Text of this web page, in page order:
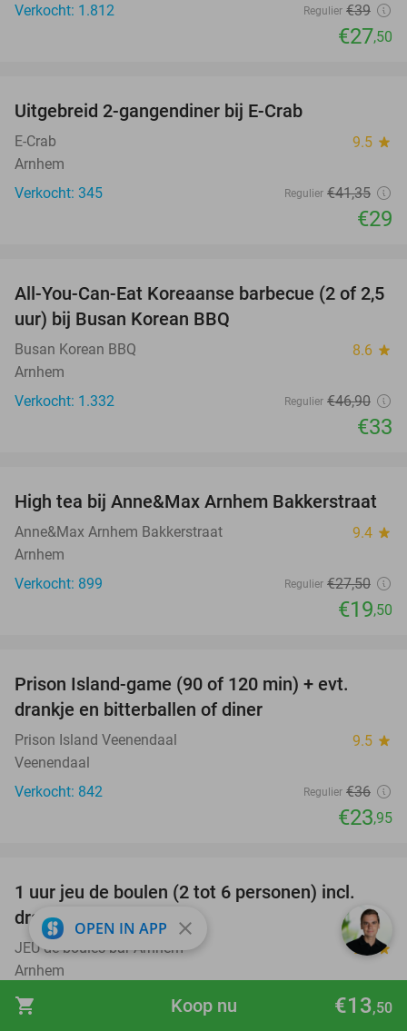
shopping_cart €13,50
Koop nu
Verkocht: 1.812
Regulier €39
€27,50
Uitgebreid 2-gangendiner bij E-Crab
E-Crab 9.5 star
Arnhem
Verkocht: 345
Regulier €41,35
€29
30%
All-You-Can-Eat Koreaanse barbecue (2 of 2,5
uur) bij Busan Korean BBQ
Busan Korean BBQ 8.6 star
Arnhem
Verkocht: 1.332
Regulier €46,90
€33
29%
High tea bij Anne&Max Arnhem Bakkerstraat
Anne&Max Arnhem Bakkerstraat 9.4 star
Arnhem
Verkocht: 899
Regulier €27,50
€19,50
Prison Island-game (90 of 120 min) + evt.
drankje en bitterballen of diner
Prison Island Veenendaal 9.5 star
Veenendaal
Verkocht: 842
Regulier €36
€23,95
47%
1 uur jeu de boulen (2 tot 6 personen) incl.
drankje + evt. hapjes
JEU de boules bar Arnhem 9.6star
Arnhem
Verkocht: 6
Regulier €46
OPEN IN APP close